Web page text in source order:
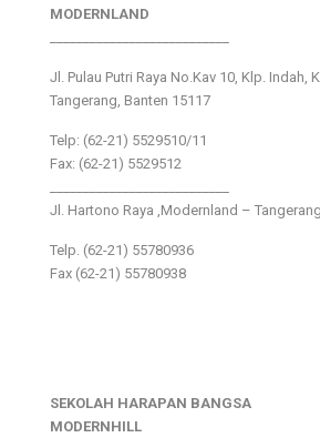
MODERNLAND
Jl. Pulau Putri Raya No.Kav 10, Klp. Indah,
Tangerang, Banten 15117
Telp: (62-21) 5529510/11
Fax: (62-21) 5529512
Jl. Hartono Raya ,Modernland –
Telp. (62-21) 55780936
Fax (62-21) 55780938
SEKOLAH HARAPAN BANGSA
MODERNHILL